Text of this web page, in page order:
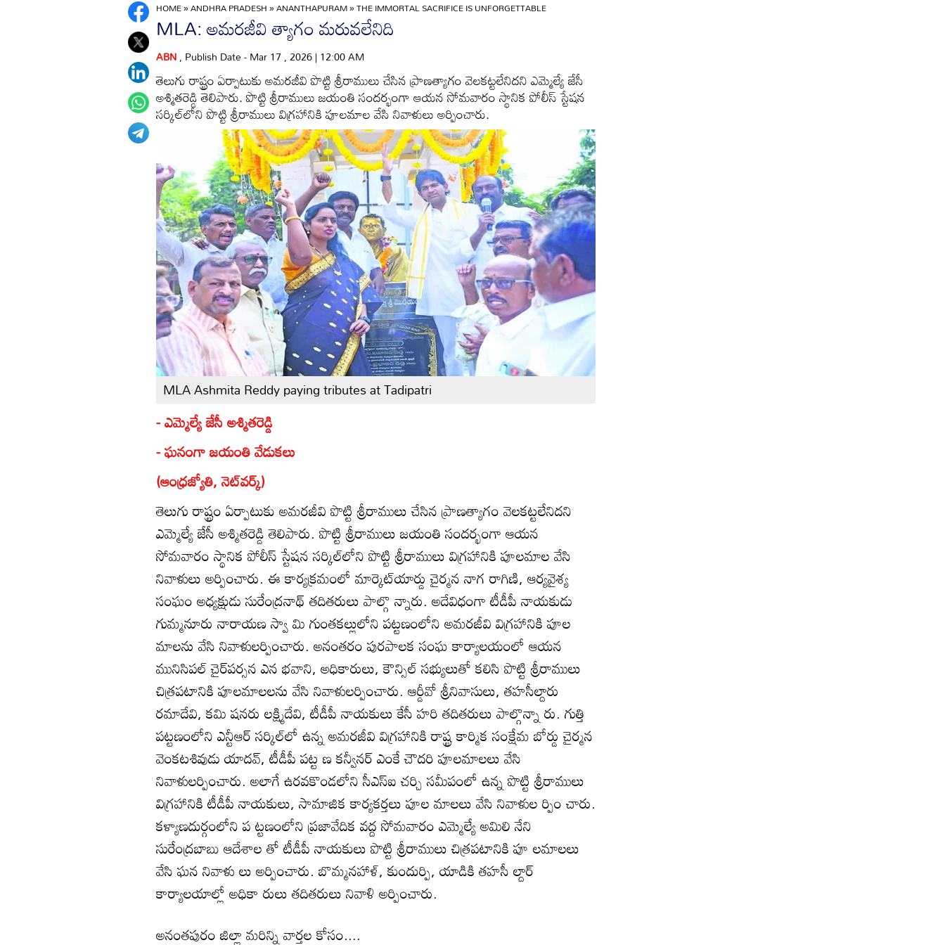
HOME»ANDHRA PRADESH»ANANTHAPURAM»THE IMMORTAL SACRIFICE IS UNFORGETTABLE
MLA: అమరజీవి త్యాగం మరువలేనిది
ABN, Publish Date - Mar 17 , 2026 | 12:00 AM
తెలుగు రాష్ట్రం ఏర్పాటుకు అమరజీవి పొట్టి శ్రీరాములు చేసిన ప్రాణత్యాగం వెలకట్టలేనిదని ఎమ్మెల్యే జేసీ
అశ్మితరెడ్డి తెలిపారు. పొట్టి శ్రీరాములు జయంతి సందర్భంగా ఆయన సోమవారం స్థానిక పోలీస్‌ స్టేషన
సర్కిల్‌లోని పొట్టి శ్రీరాములు విగ్రహానికి పూలమాల వేసి నివాళులు అర్పించారు.
MLA Ashmita Reddy paying tributes at Tadipatri
- ఎమ్మెల్యే జేసీ అశ్మితరెడ్డి
- ఘనంగా జయంతి వేడుకలు
(ఆంధ్రజ్యోతి, నెట్‌వర్క్‌)
తెలుగు రాష్ట్రం ఏర్పాటుకు అమరజీవి పొట్టి శ్రీరాములు చేసిన ప్రాణత్యాగం వెలకట్టలేనిదని
ఎమ్మెల్యే జేసీ అశ్మితరెడ్డి తెలిపారు. పొట్టి శ్రీరాములు జయంతి సందర్భంగా ఆయన
సోమవారం స్థానిక పోలీస్‌ స్టేషన సర్కిల్‌లోని పొట్టి శ్రీరాములు విగ్రహానికి పూలమాల వేసి
నివాళులు అర్పించారు. ఈ కార్యక్రమంలో మార్కెట్‌యార్డు చైర్మన నాగ రాగిణి, ఆర్యవైశ్య
సంఘం అధ్యక్షుడు సురేంద్రనాథ్‌ తదితరులు పాల్గొ న్నారు. అదేవిధంగా టీడీపీ నాయకుడు
గుమ్మనూరు నారాయణ స్వా మి గుంతకల్లులోని పట్టణంలోని అమరజీవి విగ్రహానికి పూల
మాలను వేసి నివాళులర్పించారు. అనంతరం పురపాలక సంఘ కార్యాలయంలో ఆయన
మునిసిపల్‌ చైర్‌పర్సన ఎన భవాని, అధికారులు, కౌన్సిల్‌ సభ్యులుతో కలిసి పొట్టి శ్రీరాములు
చిత్రపటానికి పూలమాలలను వేసి నివాళులర్పించారు. ఆర్డీవో శ్రీనివాసులు, తహసీల్దారు
రమాదేవి, కమి షనరు లక్ష్మిదేవి, టీడీపీ నాయకులు కేసీ హరి తదితరులు పాల్గొన్నా రు. గుత్తి
పట్టణంలోని ఎన్టీఆర్‌ సర్కిల్‌లో ఉన్న అమరజీవి విగ్రహానికి రాష్ట్ర కార్మిక సంక్షేమ బోర్డు చైర్మన
వెంకటశివుడు యాదవ్‌, టీడీపీ పట్ట ణ కన్వీనర్‌ ఎంకే చౌదరి పూలమాలలు వేసి
నివాళులర్పించారు. అలాగే ఉరవకొండలోని సీఎస్‌ఐ చర్చి సమీపంలో ఉన్న పొట్టి శ్రీరాములు
విగ్రహానికి టీడీపీ నాయకులు, సామాజిక కార్యకర్తలు పూల మాలలు వేసి నివాళుల ర్పిం చారు.
కళ్యాణదుర్గంలోని ప ట్టణంలోని ప్రజావేదిక వద్ద సోమవారం ఎమ్మెల్యే అమిలి నేని
సురేంద్రబాబు ఆదేశాల తో టీడీపీ నాయకులు పొట్టి శ్రీరాములు చిత్రపటానికి పూ లమాలలు
వేసి ఘన నివాళు లు అర్పించారు. బొమ్మనహాళ్‌, కుందుర్పి, యాడికి తహసీ ల్దార్‌
కార్యాలయాల్లో అధికా రులు తదితరులు నివాళి అర్పించారు.
అనంతపురం జిల్లా మరిన్ని వార్తల కోసం....